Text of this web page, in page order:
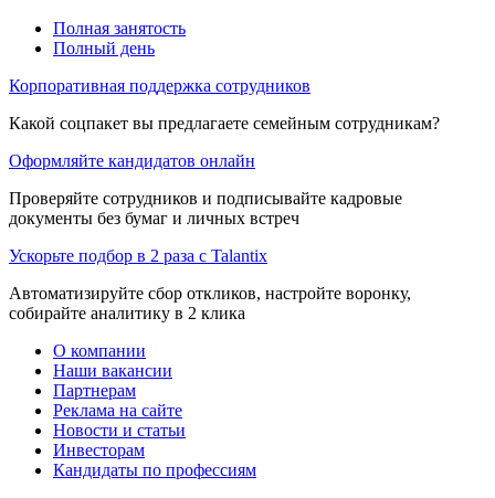
Полная занятость
Полный день
Корпоративная поддержка сотрудников
Какой соцпакет вы предлагаете семейным сотрудникам?
Оформляйте кандидатов онлайн
Проверяйте сотрудников и подписывайте кадровые
документы без бумаг и личных встреч
Ускорьте подбор в 2 раза с Talantix
Автоматизируйте сбор откликов, настройте воронку,
собирайте аналитику в 2 клика
О компании
Наши вакансии
Партнерам
Реклама на сайте
Новости и статьи
Инвесторам
Кандидаты по профессиям